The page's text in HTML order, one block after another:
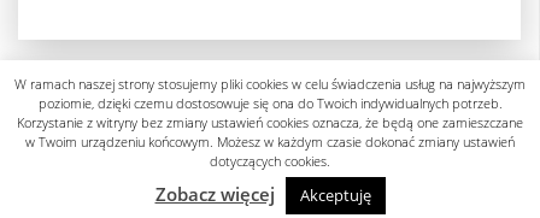
Polityka prywatności
designed by know-line.pl
W ramach naszej strony stosujemy pliki cookies w celu świadczenia usług na najwyższym
poziomie, dzięki czemu dostosowuje się ona do Twoich indywidualnych potrzeb.
Korzystanie z witryny bez zmiany ustawień cookies oznacza, że będą one zamieszczane
w Twoim urządzeniu końcowym. Możesz w każdym czasie dokonać zmiany ustawień
dotyczących cookies.
Zobacz więcej Akceptuję